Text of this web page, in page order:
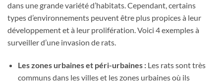
dans une grande variété d’habitats. Cependant, certains
types d’environnements peuvent être plus propices à leur
développement et à leur prolifération. Voici 4 exemples à
surveiller d’une invasion de rats.
Les zones urbaines et péri-urbaines :Les rats sont très
communs dans les villes et les zones urbaines où ils